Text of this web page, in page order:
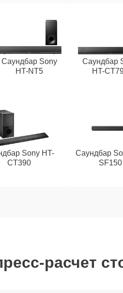
Саундбар Sony
HT-NT5
Саундбар
HT-
Sony HT-
CT390
Саундбар
SF150
расчет